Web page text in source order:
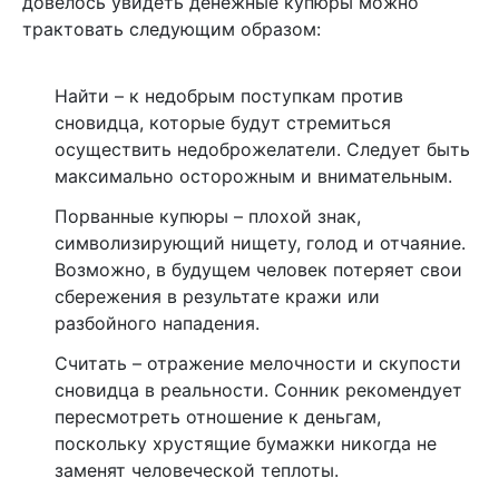
трактовать следующим образом:
Найти – к недобрым поступкам против
сновидца, которые будут стремиться
осуществить недоброжелатели. Следует быть
максимально осторожным и внимательным.
Порванные купюры – плохой знак,
символизирующий нищету, голод и отчаяние.
Возможно, в будущем человек потеряет свои
сбережения в результате кражи или
разбойного нападения.
Считать – отражение мелочности и скупости
сновидца в реальности. Сонник рекомендует
пересмотреть отношение к деньгам,
поскольку хрустящие бумажки никогда не
заменят человеческой теплоты.